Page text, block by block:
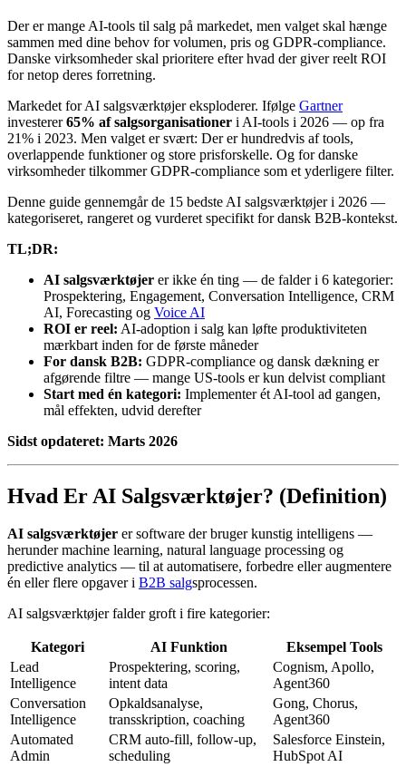
Der er mange AI-tools til salg på markedet, men valget skal hænge
sammen med dine behov for volumen, pris og GDPR-compliance.
Danske virksomheder skal prioritere efter hvad der giver reelt ROI
for netop deres forretning.
Markedet for AI salgsværktøjer eksploderer. Ifølge Gartner
investerer65% af salgsorganisationer i AI-tools i 2026 — op fra
21% i 2023. Men valget er svært: Der er hundredvis af tools,
overlappende funktioner og store prisforskelle. Og for danske
virksomheder tilkommer GDPR-compliance som et yderligere filter.
Denne guide gennemgår de 15 bedste AI salgsværktøjer i 2026 —
kategoriseret, rangeret og vurderet specifikt for dansk B2B-kontekst.
TL;DR:
AI salgsværktøjer er ikke én ting — de falder i 6 kategorier:
Prospektering, Engagement, Conversation Intelligence, CRM
AI, Forecasting og Voice AI
ROI er reel: AI-adoption i salg kan løfte produktiviteten
mærkbart inden for de første måneder
For dansk B2B: GDPR-compliance og dansk dækning er
afgørende filtre — mange US-tools er kun delvist compliant
Start med én kategori: Implementer ét AI-tool ad gangen,
mål effekten, udvid derefter
Sidst opdateret: Marts 2026
Hvad Er AI Salgsværktøjer? (Definition)
AI salgsværktøjer er software der bruger kunstig intelligens —
herunder machine learning, natural language processing og
predictive analytics — til at automatisere, forbedre eller augmentere
én eller flere opgaver i B2B salgsprocessen.
AI salgsværktøjer falder groft i fire kategorier:
Kategori AI Funktion
Eksempel Tools
Lead
Intelligence
Prospektering, scoring,
intent data
Cognism, Apollo,
Agent360
Conversation
Intelligence
Opkaldsanalyse,
transskription, coaching
Gong, Chorus,
Agent360
Automated
Admin
CRM auto-fill, follow-up,
scheduling
Salesforce Einstein,
HubSpot AI